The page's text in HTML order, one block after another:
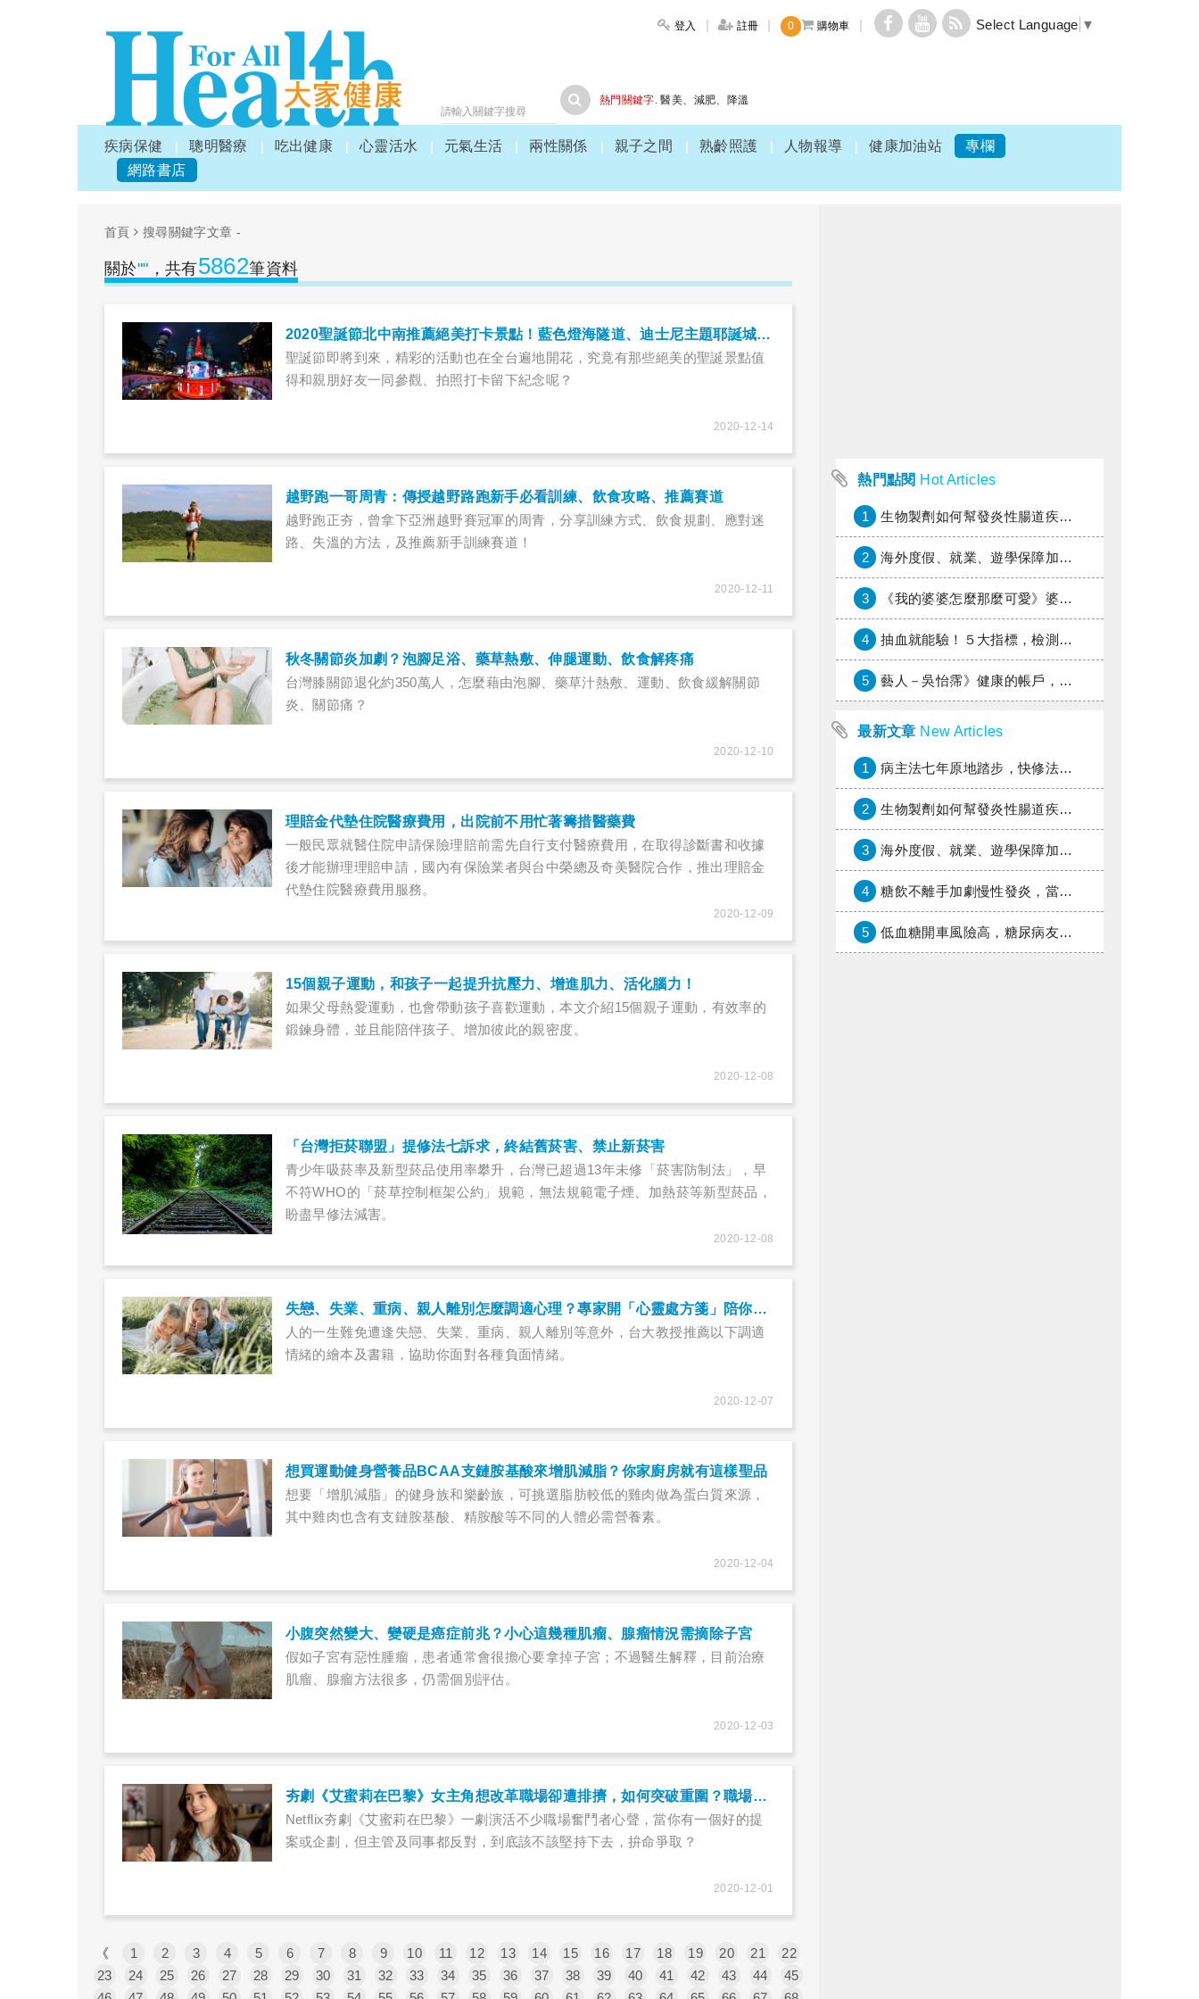
登入 註冊 0 購物車 Select Language ▼
熱門關鍵字. 醫美、 減肥、 降溫
疾病保健 聰明醫療 吃出健康 心靈活水 元氣生活 兩性關係 親子之間 熟齡照護 人物報導 健康加油站
專欄
網路書店
首頁 搜尋關鍵字文章 -
關於"" ，共有5862筆資料
2020聖誕節北中南推薦絕美打卡景點！藍色燈海隧道、迪士尼主題耶誕城，必逛必拍攻略全在這！
聖誕節即將到來，精彩的活動也在全台遍地開花，究竟有那些絕美的聖誕景點值
得和親朋好友一同參觀、拍照打卡留下紀念呢？
2020-12-14
越野跑一哥周青：傳授越野路跑新手必看訓練、飲食攻略、推薦賽道
越野跑正夯，曾拿下亞洲越野賽冠軍的周青，分享訓練方式、飲食規劃、應對迷
路、失溫的方法，及推薦新手訓練賽道！
2020-12-11
秋冬關節炎加劇？泡腳足浴、藥草熱敷、伸腿運動、飲食解疼痛
台灣膝關節退化約350萬人，怎麼藉由泡腳、藥草汁熱敷、運動、飲食緩解關節
炎、關節痛？
2020-12-10
理賠金代墊住院醫療費用，出院前不用忙著籌措醫藥費
一般民眾就醫住院申請保險理賠前需先自行支付醫療費用，在取得診斷書和收據
後才能辦理理賠申請，國內有保險業者與台中榮總及奇美醫院合作，推出理賠金
代墊住院醫療費用服務。
2020-12-09
15個親子運動，和孩子一起提升抗壓力、增進肌力、活化腦力！
如果父母熱愛運動，也會帶動孩子喜歡運動，本文介紹15個親子運動，有效率的
鍛鍊身體，並且能陪伴孩子、增加彼此的親密度。
2020-12-08
「台灣拒菸聯盟」提修法七訴求，終結舊菸害、禁止新菸害
青少年吸菸率及新型菸品使用率攀升，台灣已超過13年未修「菸害防制法」，早
不符WHO的「菸草控制框架公約」規範，無法規範電子煙、加熱菸等新型菸品，
盼盡早修法減害。
2020-12-08
失戀、失業、重病、親人離別怎麼調適心理？專家開「心靈處方箋」陪你度過情緒難關
人的一生難免遭逢失戀、失業、重病、親人離別等意外，台大教授推薦以下調適
情緒的繪本及書籍，協助你面對各種負面情緒。
2020-12-07
想買運動健身營養品BCAA支鏈胺基酸來增肌減脂？你家廚房就有這樣聖品
想要「增肌減脂」的健身族和樂齡族，可挑選脂肪較低的雞肉做為蛋白質來源，
其中雞肉也含有支鏈胺基酸、精胺酸等不同的人體必需營養素。
2020-12-04
小腹突然變大、變硬是癌症前兆？小心這幾種肌瘤、腺瘤情況需摘除子宮
假如子宮有惡性腫瘤，患者通常會很擔心要拿掉子宮；不過醫生解釋，目前治療
肌瘤、腺瘤方法很多，仍需個別評估。
2020-12-03
夯劇《艾蜜莉在巴黎》女主角想改革職場卻遭排擠，如何突破重圍？職場治療師揭3大溝通技巧！
Netflix夯劇《艾蜜莉在巴黎》一劇演活不少職場奮鬥者心聲，當你有一個好的提
案或企劃，但主管及同事都反對，到底該不該堅持下去，拚命爭取？
2020-12-01
《 1 2 3 4 5 6 7 8 9 10 11 12 13 14 15 16 17 18 19 20 21
22
23
24 25 26 27 28 29 30 31 32 33 34 35 36 37 38 39 40 41 42 43 44
45
熱門點閱 Hot Articles
1 生物製劑如何幫發炎性腸道疾病患者抗潰瘍？治療進展與健保給付困境一次看
2 海外度假、就業、遊學保障加倍，富邦產險「一期逐夢」專案加碼遠距醫療與緊急救援
3 《我的婆婆怎麼那麼可愛》婆婆希望媳婦放棄領取已故兒子身故理賠金，可以這樣做嗎？
4 抽血就能驗！５大指標，檢測身體是否發炎
5 藝人－吳怡霈》健康的帳戶，年輕時別提光
最新文章 New Articles
1 病主法七年原地踏步，快修法讓病人自主決定善終
2 生物製劑如何幫發炎性腸道疾病患者抗潰瘍？治療進展與健保給付困境一次看
3 海外度假、就業、遊學保障加倍，富邦產險「一期逐夢」專案加碼遠距醫療與緊急救援
4 糖飲不離手加劇慢性發炎，當心老化與慢性病提早報到
5 低血糖開車風險高，糖尿病友上路必學的安全守則